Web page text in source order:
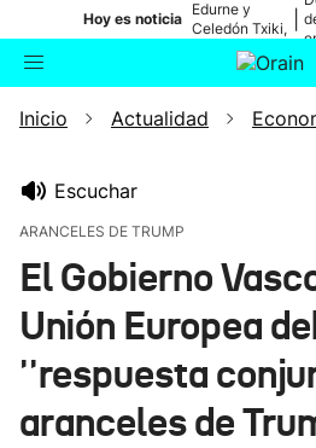
Hoy es noticia
Edurne y
Celedón Txiki,
en directo
Buscador
Inicio Actualidad
Escuchar
ARANCELES DE TRUMP
El Gobierno
Unión Europea
''respuesta
aranceles de